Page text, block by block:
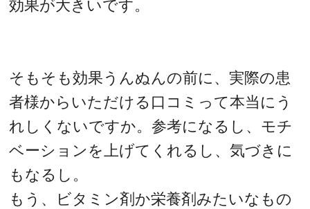
効果が大きいです。
そもそも効果うんぬんの前に、実際の患
者様からいただける口コミって本当にう
れしくないですか。参考になるし、モチ
ベーションを上げてくれるし、気づきに
もなるし。
もう、ビタミン剤か栄養剤みたいなもの